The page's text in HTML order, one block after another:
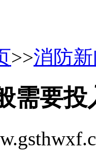
>>消防
需要